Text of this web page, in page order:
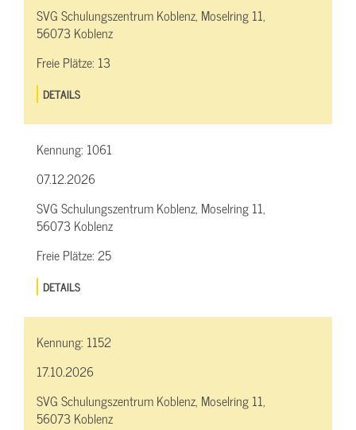
SVG Schulungszentrum Koblenz, Moselring 11,
56073 Koblenz
Freie Plätze: 13
DETAILS
Kennung: 1061
07.12.2026
SVG Schulungszentrum Koblenz, Moselring 11,
56073 Koblenz
Freie Plätze:25
DETAILS
Kennung: 1152
17.10.2026
SVG Schulungszentrum Koblenz, Moselring 11,
56073 Koblenz